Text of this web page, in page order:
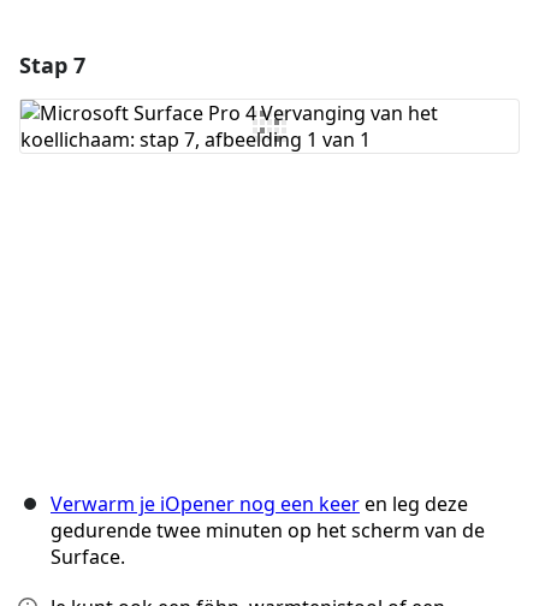
Voeg opmerking toe
Stap 7
Verwarm je iOpener nog een keeren leg deze
gedurende twee minuten op het scherm van de
Surface.